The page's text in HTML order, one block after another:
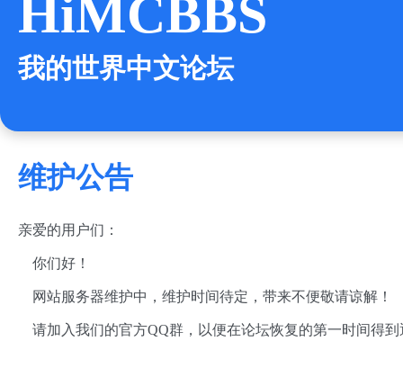
HiMCBBS
我的世界中文论坛
维护公告
亲爱的用户们：
你们好！
网站服务器维护中，维护时间待定，带来不便敬请谅解！
请加入我们的官方QQ群，以便在论坛恢复的第一时间得到